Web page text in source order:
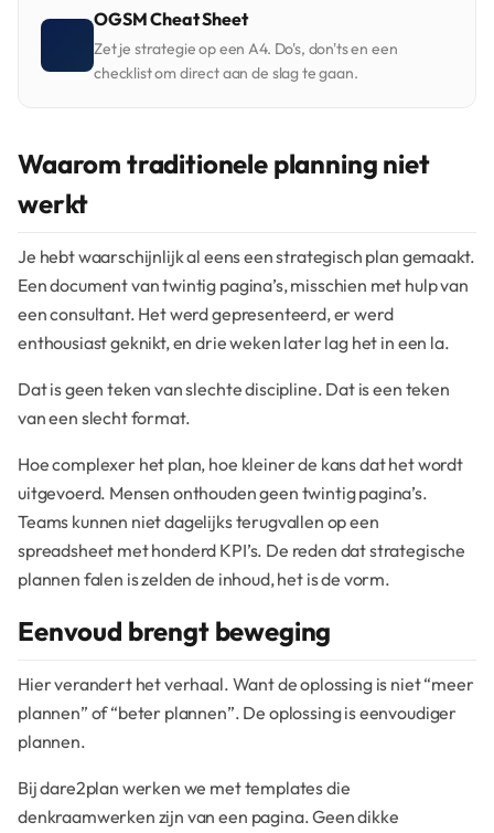
OGSM Cheat Sheet
Zet je strategie op een A4. Do's, don'ts en een
checklist om direct aan de slag te gaan.
Waarom traditionele planning niet
werkt
Je hebt waarschijnlijk al eens een strategisch plan gemaakt.
Een document van twintig pagina’s, misschien met hulp van
een consultant. Het werd gepresenteerd, er werd
enthousiast geknikt, en drie weken later lag het in een la.
Dat is geen teken van slechte discipline. Dat is een teken
van een slecht format.
Hoe complexer het plan, hoe kleiner de kans dat het wordt
uitgevoerd. Mensen onthouden geen twintig pagina’s.
Teams kunnen niet dagelijks terugvallen op een
spreadsheet met honderd KPI’s. De reden dat strategische
plannen falen is zelden de inhoud, het is de vorm.
Eenvoud brengt beweging
Hier verandert het verhaal. Want de oplossing is niet “meer
plannen” of “beter plannen”. De oplossing is eenvoudiger
plannen.
Bij dare2plan werken we met templates die
denkraamwerken zijn van een pagina. Geen dikke